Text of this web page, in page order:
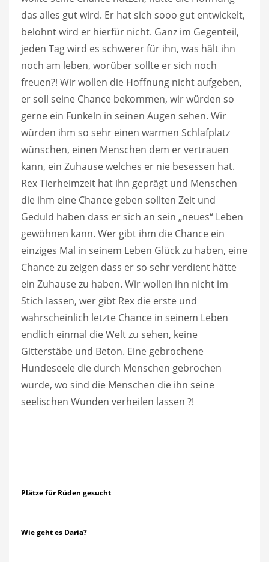
das alles gut wird. Er hat sich sooo gut entwickelt,
belohnt wird er hierfür nicht. Ganz im Gegenteil,
jeden Tag wird es schwerer für ihn, was hält ihn
noch am leben, worüber sollte er sich noch
freuen?! Wir wollen die Hoffnung nicht aufgeben,
er soll seine Chance bekommen, wir würden so
gerne ein Funkeln in seinen Augen sehen. Wir
würden ihm so sehr einen warmen Schlafplatz
wünschen, einen Menschen dem er vertrauen
kann, ein Zuhause welches er nie besessen hat.
Rex Tierheimzeit hat ihn geprägt und Menschen
die ihm eine Chance geben sollten Zeit und
Geduld haben dass er sich an sein „neues“ Leben
gewöhnen kann. Wer gibt ihm die Chance ein
einziges Mal in seinem Leben Glück zu haben, eine
Chance zu zeigen dass er so sehr verdient hätte
ein Zuhause zu haben. Wir wollen ihn nicht im
Stich lassen, wer gibt Rex die erste und
wahrscheinlich letzte Chance in seinem Leben
endlich einmal die Welt zu sehen, keine
Gitterstäbe und Beton. Eine gebrochene
Hundeseele die durch Menschen gebrochen
wurde, wo sind die Menschen die ihn seine
seelischen Wunden verheilen lassen ?!
Plätze für Rüden gesucht
Wie geht es Daria?